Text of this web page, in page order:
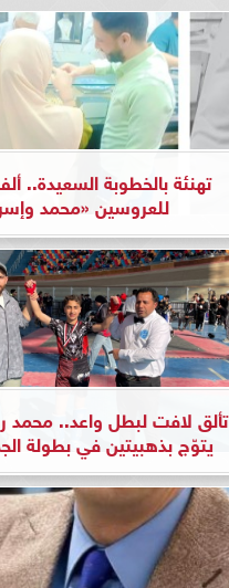
تهنئة بالخطوبة السعيدة..
للعروسين «محمد
تألق لافت لبطل واعد..
يتوّج بذهبيتين في بطولة